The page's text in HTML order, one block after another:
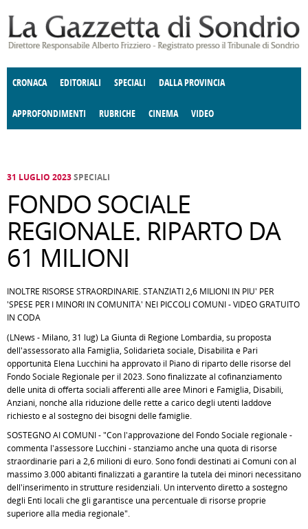
CRONACA EDITORIALI SPECIALI DALLA PROVINCIA
APPROFONDIMENTI
E SPETTACOLI POLITICA
RUBRICHE
DELLE IDEE FATTI DELLO SPIRITO
CINEMA VIDEO
31 LUGLIO 2023SPECIALI
FONDO SOCIALE
REGIONALE. RIPARTO DA
61 MILIONI
INOLTRE RISORSE STRAORDINARIE. STANZIATI 2,6 MILIONI IN PIU' PER
'SPESE PER I MINORI IN COMUNITÀ' NEI PICCOLI COMUNI - VIDEO GRATUITO
IN CODA
(LNews - Milano, 31 lug) La Giunta di Regione Lombardia, su proposta
dell'assessorato alla Famiglia, Solidarietà sociale, Disabilità e Pari
opportunità Elena Lucchini ha approvato il Piano di riparto delle risorse del
Fondo Sociale Regionale per il 2023. Sono finalizzate al cofinanziamento
delle unità di offerta sociali afferenti alle aree Minori e Famiglia, Disabili,
Anziani, nonché alla riduzione delle rette a carico degli utenti laddove
richiesto e al sostegno dei bisogni delle famiglie.
SOSTEGNO AI COMUNI - "Con l'approvazione del Fondo Sociale regionale -
commenta l'assessore Lucchini - stanziamo anche una quota di risorse
straordinarie pari a 2,6 milioni di euro. Sono fondi destinati ai Comuni con al
massimo 3.000 abitanti finalizzati a garantire la tutela dei minori necessitano
dell'inserimento in strutture residenziali. Un intervento diretto a sostegno
degli Enti locali che gli garantisce una percentuale di risorse proprie
superiore alla media regionale".